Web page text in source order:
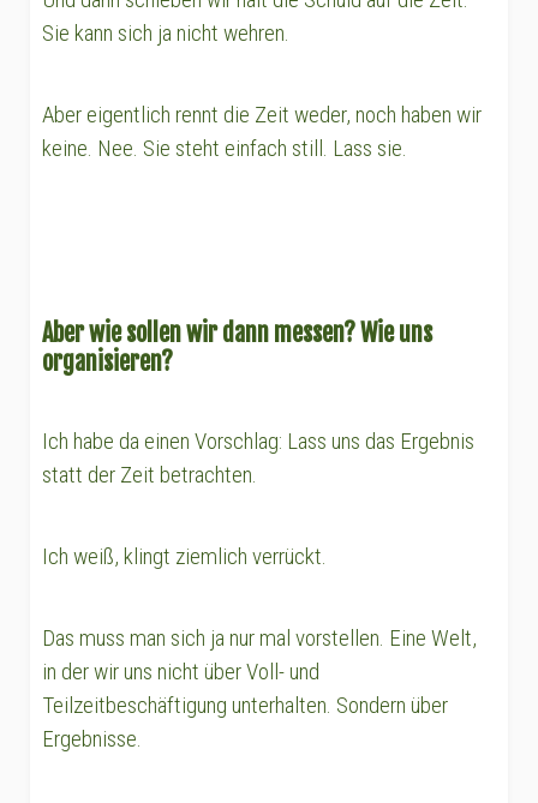
Sie kann sich ja nicht wehren.
Aber eigentlich rennt die Zeit weder, noch haben wir
keine. Nee. Sie steht einfach still. Lass sie.
Aber wie sollen wir dann messen? Wie uns
organisieren?
Ich habe da einen Vorschlag: Lass uns das Ergebnis
statt der Zeit betrachten.
Ich weiß, klingt ziemlich verrückt.
Das muss man sich ja nur mal vorstellen. Eine Welt,
in der wir uns nicht über Voll- und
Teilzeitbeschäftigung unterhalten. Sondern über
Ergebnisse.